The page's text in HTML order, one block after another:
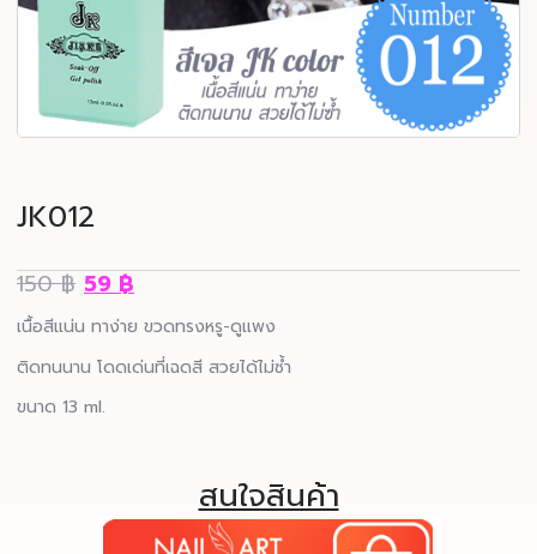
JK012
150฿ 59฿
เนื้อสีแน่น ทาง่าย ขวดทรงหรู-ดูแพง
ติดทนนาน โดดเด่นที่เฉดสี สวยได้ไม่ซ้ำ
ขนาด 13 ml.
สนใจสินค้า